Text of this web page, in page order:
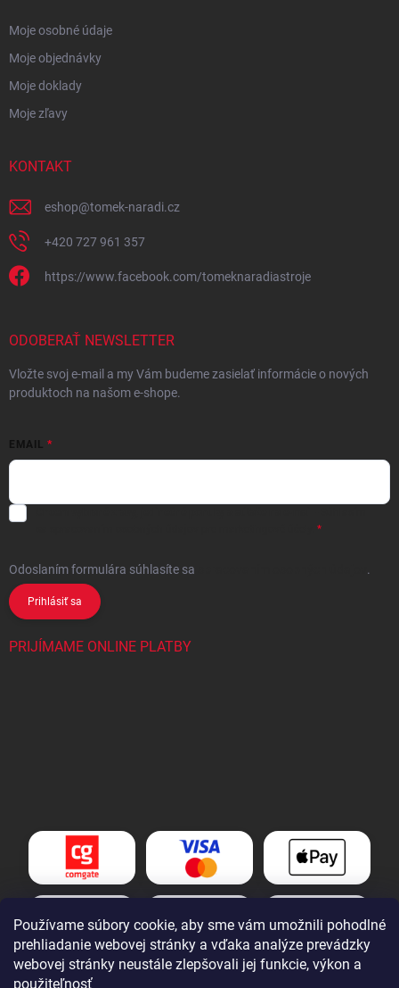
Používame súbory cookie, aby sme vám umožnili pohodlné
prehliadanie webovej stránky a vďaka analýze prevádzky
webovej stránky neustále zlepšovali jej funkcie, výkon a
použiteľnosť
Moje osobné údaje
Moje objednávky
Moje doklady
Moje zľavy
KONTAKT
eshop@tomek-naradi.cz
+420 727 961 357
https://www.facebook.com/tomeknaradiastroje
ODOBERAŤ NEWSLETTER
Vložte svoj e-mail a my Vám budeme zasielať informácie o nových
produktoch na našom e-shope.
EMAIL
Odoslaním formulára súhlasíte sa .
Prihlásiť sa
PRIJÍMAME ONLINE PLATBY